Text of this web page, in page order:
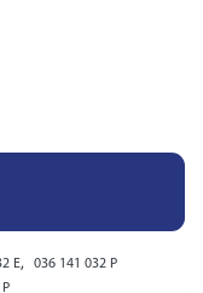
E, 036 141 032 P